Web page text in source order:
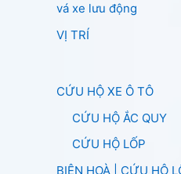
vá xe lưu động
VỊ TRÍ
CỨU HỘ XE Ô TÔ
CỨU HỘ ẮC QUY
CỨU HỘ LỐP
BIÊN HOÀ | CỨU HỘ